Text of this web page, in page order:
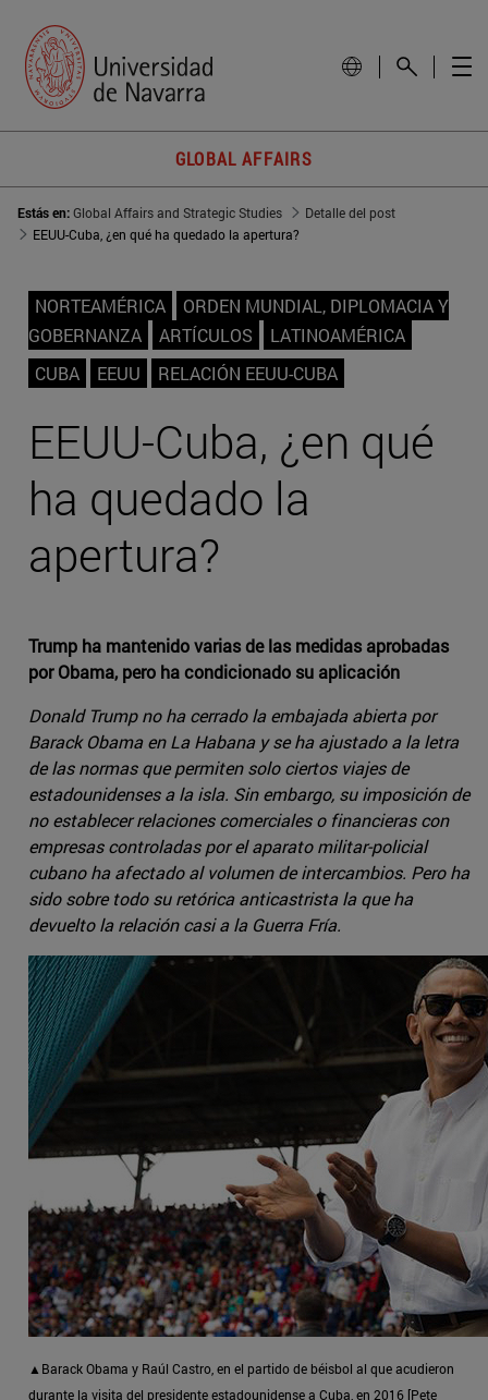
GLOBAL AFFAIRS
Estás en:Global Affairs and Strategic Studies
Detalle del post
EEUU-Cuba, ¿en qué ha quedado la apertura?
NORTEAMÉRICA
ORDEN MUNDIAL, DIPLOMACIA Y
GOBERNANZA
ARTÍCULOS
LATINOAMÉRICA
CUBA
EEUU RELACIÓN EEUU-CUBA
EEUU-Cuba, ¿en qué
ha quedado la
apertura?
Trump ha mantenido varias de las medidas aprobadas
por Obama, pero ha condicionado su aplicación
Donald Trump no ha cerrado la embajada abierta por
Barack Obama en La Habana y se ha ajustado a la letra
de las normas que permiten solo ciertos viajes de
estadounidenses a la isla. Sin embargo, su imposición de
no establecer relaciones comerciales o financieras con
empresas controladas por el aparato militar-policial
cubano ha afectado al volumen de intercambios. Pero ha
sido sobre todo su retórica anticastrista la que ha
devuelto la relación casi a la Guerra Fría.
▲Barack Obama y Raúl Castro, en el partido de béisbol al que acudieron
durante la visita del presidente estadounidense a Cuba, en 2016 [Pete